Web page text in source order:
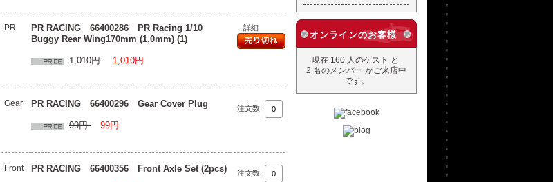
PR RACING 66400286 PR Racing 1/10
Buggy Rear Wing170mm (1.0mm) (1)
1,010円 1,010円
...詳細
PR RACING 66400296 Gear Cover Plug
99円 99円
注文数:
PR RACING 66400356 Front Axle Set (2pcs) 注文数:
オンラインのお客様
現在 160 人のゲスト と
2 名のメンバー がご来店中
です。